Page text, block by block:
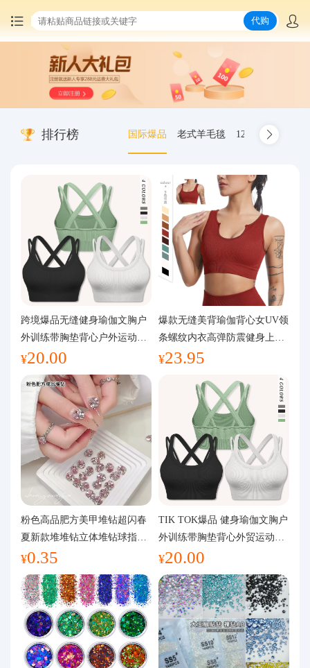
中国商品代购
集运服务
最新公告
物流资讯
代购问答
关于我们
代购
排行榜 国际爆品 老式羊毛毯 12.00-20 truck
跨境爆品无缝健身瑜伽文胸户
外训练带胸垫背心户外运动瑜
伽服女
¥20.00
爆款无缝美背瑜伽背心女UV领
条螺纹内衣高弹防震健身上装
运动文胸
¥23.95
粉色高品肥方美甲堆钻超闪春
夏新款堆堆钻立体堆钻球指甲
装饰品
¥0.35
TIK TOK爆品 健身瑜伽文胸户
外训练带胸垫背心外贸运动瑜
伽服女
¥20.00